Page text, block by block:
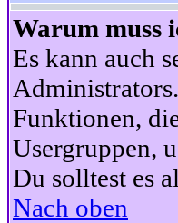
Warum muss
Es kann auch
Funktionen,
Usergruppen,
Du solltest es
Nach oben